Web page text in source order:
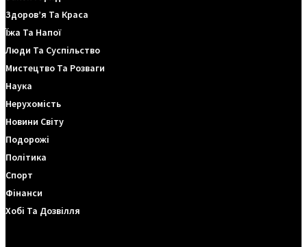
Здоров’я Та Краса
Їжа Та Напої
Люди Та Суспільство
Мистецтво Та Розваги
Наука
Нерухомість
Новини Світу
Подорожі
Політика
Спорт
Фінанси
Хобі Та Дозвілля